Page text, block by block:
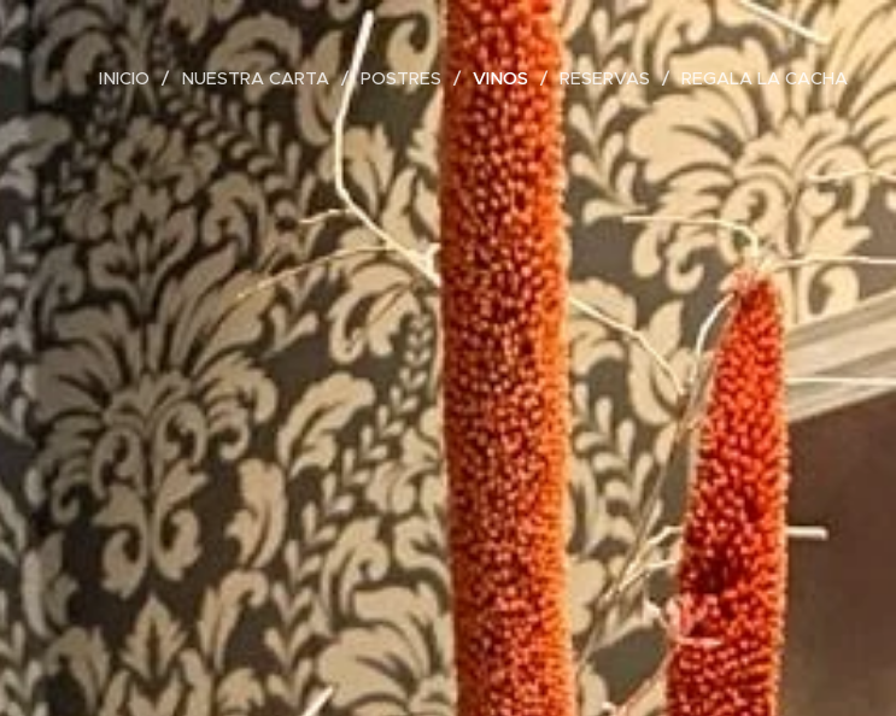
INICIO NUESTRA CARTA POSTRES VINOS RESERVAS REGALA LA CACHA